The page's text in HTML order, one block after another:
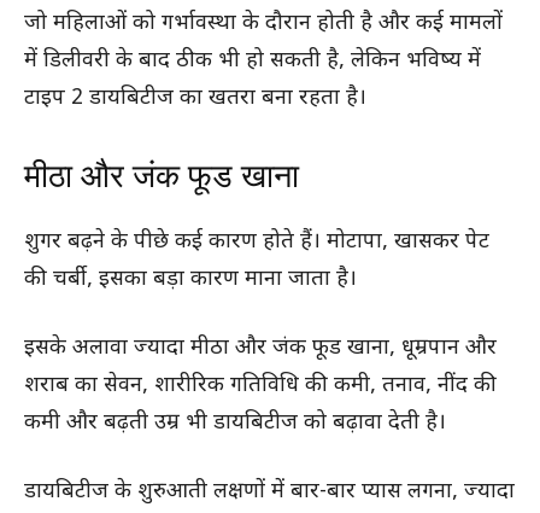
जो महिलाओं को गर्भावस्था के दौरान होती है और कई मामलों
में डिलीवरी के बाद ठीक भी हो सकती है, लेकिन भविष्य में
टाइप 2 डायबिटीज का खतरा बना रहता है।
मीठा और जंक फूड खाना
शुगर बढ़ने के पीछे कई कारण होते हैं। मोटापा, खासकर पेट
की चर्बी, इसका बड़ा कारण माना जाता है।
इसके अलावा ज्यादा मीठा और जंक फूड खाना, धूम्रपान और
शराब का सेवन, शारीरिक गतिविधि की कमी, तनाव, नींद की
कमी और बढ़ती उम्र भी डायबिटीज को बढ़ावा देती है।
डायबिटीज के शुरुआती लक्षणों में बार-बार प्यास लगना, ज्यादा